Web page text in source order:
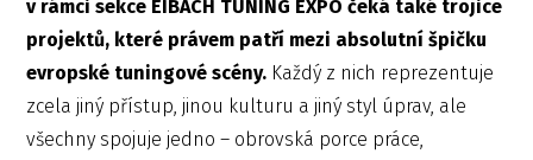
v rámci sekce EIBACH TUNING EXPO čeká také trojice
projektů, které právem patří mezi absolutní špičku
evropské tuningové scény. Každý z nich reprezentuje
zcela jiný přístup, jinou kulturu a jiný styl úprav, ale
všechny spojuje jedno – obrovská porce práce,